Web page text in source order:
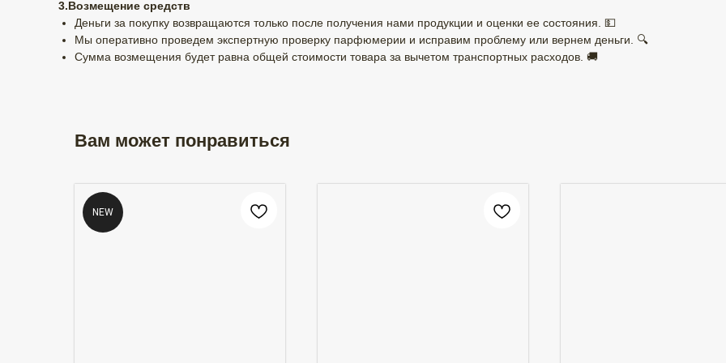
3.Возмещение средств
Деньги за покупку возвращаются только после получения нами продукции и оценки ее состояния. 💵
Мы оперативно проведем экспертную проверку парфюмерии и исправим проблему или вернем деньги. 🔍
Сумма возмещения будет равна общей стоимости товара за вычетом транспортных расходов. 🚚
Вам может понравиться
NEW